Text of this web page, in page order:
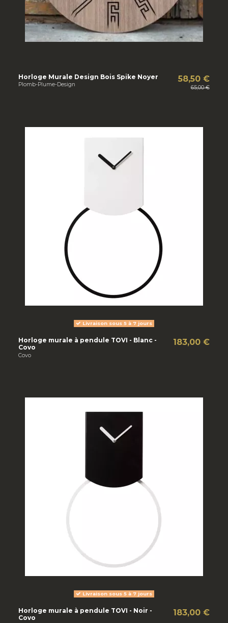
Horloge Murale Design Bois Spike Noyer
Plomb-Plume-Design
58,50 €
65,00 €
Livraison sous 5 à 7 jours
Horloge murale à pendule TOVI - Blanc -
Covo
Covo
183,00 €
Livraison sous 5 à 7 jours
Horloge murale à pendule TOVI - Noir -
Covo
183,00 €